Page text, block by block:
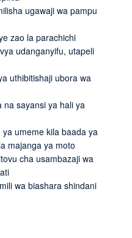
ugawaji wa pampu
zao la parachichi
udanganyifu, utapeli
uthibitishaji ubora wa
na sayansi ya hali ya
umeme kila baada ya
majanga ya moto
cha usambazaji wa
wa biashara shindani